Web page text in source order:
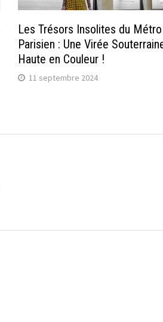
Les Trésors Insolites du Métro
Parisien : Une Virée
Haute en Couleur !
11 septembre 2024